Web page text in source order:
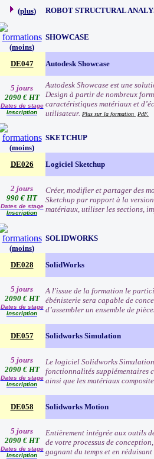
(plus) ROBOT STRUCTURAL
(moins)
SHOWCASE
DE047 Autodesk Showcase
5 jours
2090 € HT
Dates de stage
Inscription
Autodesk Showcase est une
Design à partir de nombreux
caractéristiques matériaux et
utilisateur. Plus sur la formation PdF.
(moins)
SKETCHUP
DE026 Logiciel Sketchup
2 jours
990 € HT
Dates de stage
Inscription
Créer, modifier et partager des
Sketchup par rapport à la
matériaux, utiliser les sections,
(moins)
SOLIDWORKS
DE028 SolidWorks
5 jours
2090 € HT
Dates de stage
Inscription
A l'issue de la formation le
ébénisterie sera capable de
d’assembler un ensemble de
DE057 Solidworks Simulation
5 jours
2090 € HT
Dates de stage
Inscription
Le logiciel Solidworks
fonctionnalités supplémentaires
ainsi que les matériaux
DE058 Solidworks Motion
5 jours
2090 € HT
Dates de stage
Inscription
Entièrement intégrée aux outils
de votre processus de
gagnant du temps et en